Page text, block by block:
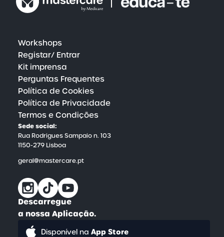
Sede social:
Rua Rodrigues Sampaio n. 103
1150-279 Lisboa
geral@mastercare.pt
Workshops
Registar/ Entrar
Kit imprensa
Perguntas Frequentes
Política de Cookies
Política de Privacidade
Termos e Condições
Descarregue
a nossa Aplicação.
Disponível na App Store